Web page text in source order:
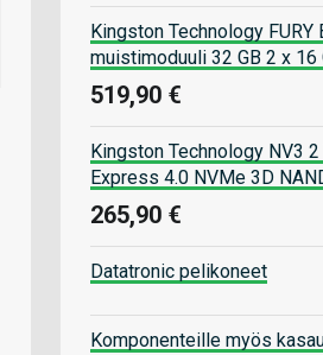
Kingston Technology FURY
muistimoduuli 32 GB 2 x 16
519,90 €
Kingston Technology NV3
Express 4.0 NVMe 3D
265,90 €
Datatronic pelikoneet
Komponenteille myös